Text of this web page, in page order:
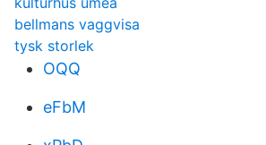
bellmans vaggvisa
tysk storlek
OQQ
eFbM